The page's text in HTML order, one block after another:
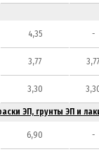
4,35 -
3,77 3,77
3,30
ЭП, грунты ЭП и
6,90 -